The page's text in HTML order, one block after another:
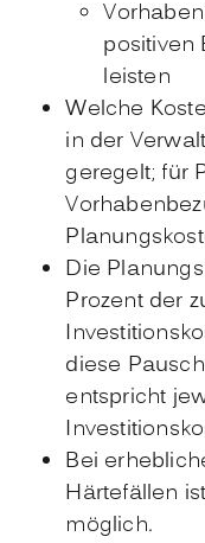
positiven
leisten
Welche
in der
geregelt; für
Die
Prozent der
diese
entspricht
Bei
Härtefällen
möglich.